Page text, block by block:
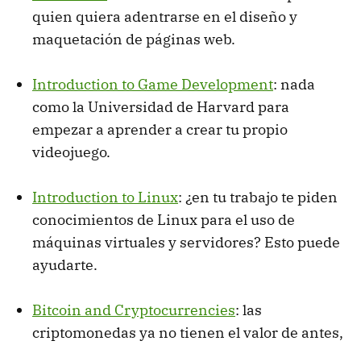
quien quiera adentrarse en el diseño y
maquetación de páginas web.
Introduction to Game Development: nada
como la Universidad de Harvard para
empezar a aprender a crear tu propio
videojuego.
Introduction to Linux: ¿en tu trabajo te piden
conocimientos de Linux para el uso de
máquinas virtuales y servidores? Esto puede
ayudarte.
Bitcoin and Cryptocurrencies: las
criptomonedas ya no tienen el valor de antes,